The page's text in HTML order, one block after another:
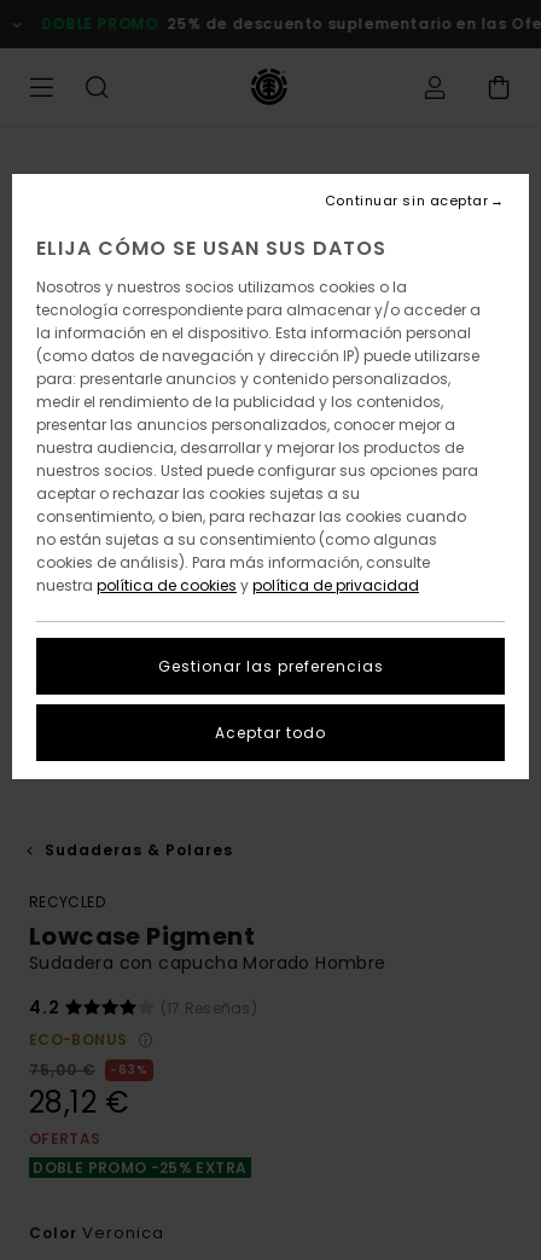
la
PROMO 25% de descuento suplementario en las Ofertas
Sudaderas & Polares
RECYCLED
Lowcase Pigment
Sudadera con capucha Morado Hombre
4.2
(17 Reseñas)
ECO-BONUS
75,00 €
63%
28,12 €
OFERTAS
DOBLE PROMO -25% EXTRA
Color Veronica
ELIJA CÓMO SE USAN SUS DATOS
Nosotros y nuestros socios utilizamos cookies o la
tecnología correspondiente para almacenar y/o acceder a
la información en el dispositivo. Esta información personal
(como datos de navegación y dirección IP) puede utilizarse
para: presentarle anuncios y contenido personalizados,
medir el rendimiento de la publicidad y los contenidos,
presentar las anuncios personalizados, conocer mejor a
nuestra audiencia, desarrollar y mejorar los productos de
nuestros socios. Usted puede configurar sus opciones para
aceptar o rechazar las cookies sujetas a su
consentimiento, o bien, para rechazar las cookies cuando
no están sujetas a su consentimiento (como algunas
cookies de análisis). Para más información, consulte
nuestra política de cookies ypolítica de privacidad
Gestionar las preferencias
Continuar sin aceptar
Aceptar todo